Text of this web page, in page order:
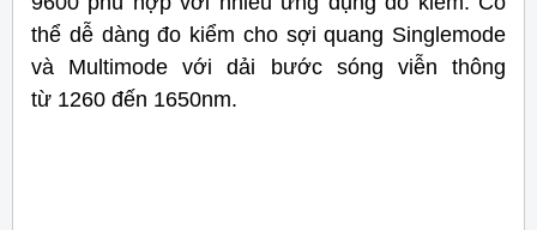
thể dễ dàng đo kiểm cho sợi quang Singlemode
và Multimode với dải bước sóng viễn thông
từ 1260 đến 1650nm.